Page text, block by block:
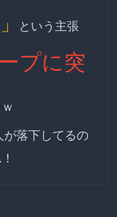
という主張
プに突
が落下してるの